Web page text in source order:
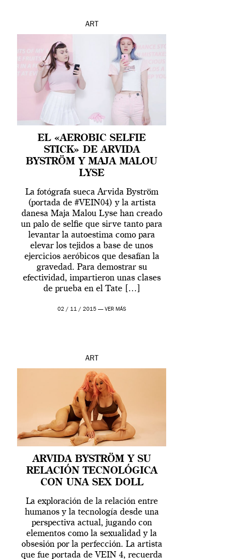
ART
EL «AEROBIC SELFIE
STICK» DE ARVIDA
BYSTRÖM Y MAJA MALOU
LYSE
La fotógrafa sueca Arvida Byström
(portada de #VEIN04) y la artista
danesa Maja Malou Lyse han creado
un palo de selfie que sirve tanto para
levantar la autoestima como para
elevar los tejidos a base de unos
ejercicios aeróbicos que desafían la
gravedad. Para demostrar su
efectividad, impartieron unas clases
de prueba en el Tate […]
02 / 11 / 2015 — VER MÁS
ART
ARVIDA BYSTRÖM Y SU
RELACIÓN TECNOLÓGICA
CON UNA SEX DOLL
La exploración de la relación entre
humanos y la tecnología desde una
perspectiva actual, jugando con
elementos como la sexualidad y la
obsesión por la perfección. La artista
que fue portada de VEIN 4, recuerda